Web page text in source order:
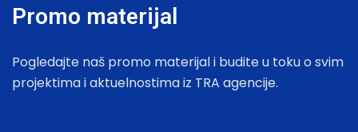
Promo materijal
Pogledajte naš promo materijal i budite u toku o svim
projektima i aktuelnostima iz TRA agencije.